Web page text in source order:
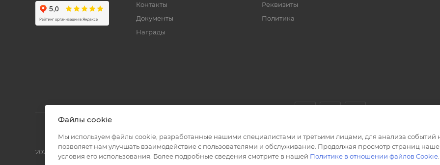
Контакты
Документы
Награды
Реквизиты
Политика
2026 © Полиграф кит - интернет-магазин
Файлы cookie
Мы используем файлы cookie, разработанные нашими специалистами и третьими лицами, для анализа событий
позволяет нам улучшать взаимодействие с пользователями и обслуживание. Продолжая просмотр страниц
условия его использования. Более подробные сведения смотрите в нашей Политике в отношении файлов Cookie